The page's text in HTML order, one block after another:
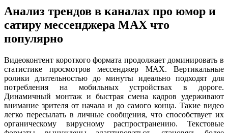
Анализ трендов в каналах про юмор и
сатиру мессенджера MAX что
популярно
Видеоконтент короткого формата продолжает доминировать в
статистике просмотров мессенджер MAX. Вертикальные
ролики длительностью до минуты идеально подходят для
потребления на мобильных устройствах в дороге.
Динамичный монтаж и быстрая смена кадров удерживают
внимание зрителя от начала и до самого конца. Такие видео
легко пересылать в личные сообщения, что способствует их
органическому вирусному распространению. Текстовые